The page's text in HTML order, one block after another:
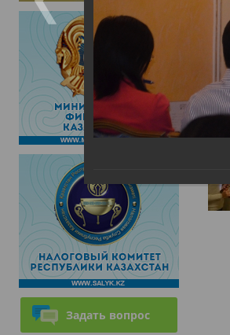
Задать вопрос